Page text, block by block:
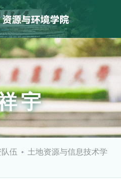
宇
伍
土地资源与信息技术学